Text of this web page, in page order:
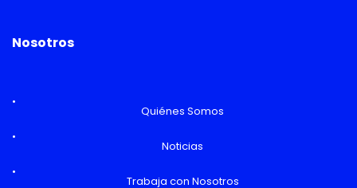
Nosotros
Quiénes Somos
Noticias
Trabaja con Nosotros